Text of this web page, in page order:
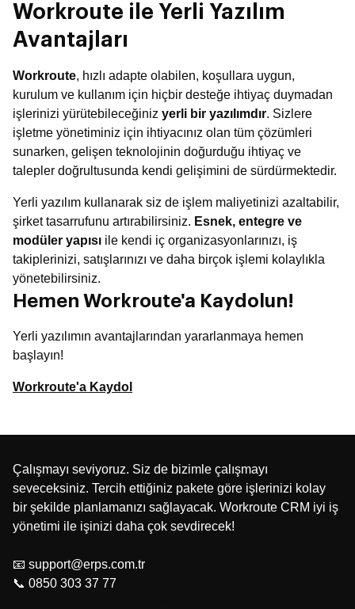
Workroute ile Yerli Yazılım
Avantajları
Workroute, hızlı adapte olabilen, koşullara uygun,
kurulum ve kullanım için hiçbir desteğe ihtiyaç duymadan
işlerinizi yürütebileceğiniz yerli bir yazılımdır. Sizlere
işletme yönetiminiz için ihtiyacınız olan tüm çözümleri
sunarken, gelişen teknolojinin doğurduğu ihtiyaç ve
talepler doğrultusunda kendi gelişimini de sürdürmektedir.
Yerli yazılım kullanarak siz de işlem maliyetinizi azaltabilir,
şirket tasarrufunu artırabilirsiniz. Esnek, entegre ve
modüler yapısı ile kendi iç organizasyonlarınızı, iş
takiplerinizi, satışlarınızı ve daha birçok işlemi kolaylıkla
yönetebilirsiniz.
Hemen Workroute'a Kaydolun!
Yerli yazılımın avantajlarından yararlanmaya hemen
başlayın!
Workroute'a Kaydol
Çalışmayı seviyoruz. Siz de bizimle çalışmayı
seveceksiniz. Tercih ettiğiniz pakete göre işlerinizi kolay
bir şekilde planlamanızı sağlayacak. Workroute CRM iyi iş
yönetimi ile işinizi daha çok sevdirecek!
📧 support@erps.com.tr
📞 0850 303 37 77